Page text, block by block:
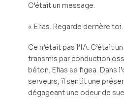
C’était un message.
« Elias. Regarde derrière toi.
Ce n’était pas l’IA. C’était
transmis par conduction
béton. Elias se figea. Dans
serveurs, il sentit une
dégageant une odeur de